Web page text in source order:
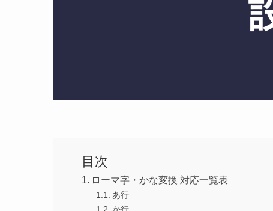
目次
ローマ字・かな変換 対応一覧表
あ行